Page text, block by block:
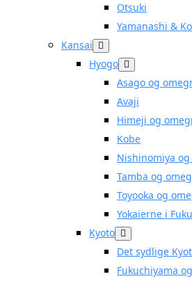
Otsuki
Yamanashi &
Kansai
Hyogo
Asago og
Avaji
Himeji og
Kobe
Nishinomiya og
Tamba og
Toyooka og
Yokaierne i
Kyoto
Det sydlige
Fukuchiyama